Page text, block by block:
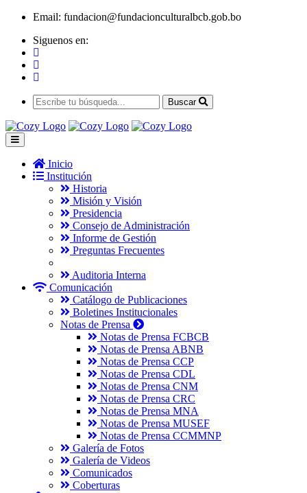
Email: fundacion@fundacionculturalbcb.gob.bo
Siguenos en:
Buscar
Inicio
Institución
Historia
Misión y Visión
Presidencia
Consejo de Administración
Informe de Gestión
Preguntas Frecuentes
Auditoria Interna
Comunicación
Catálogo de Publicaciones
Boletines Institucionales
Notas de Prensa
Notas de Prensa FCBCB
Notas de Prensa ABNB
Notas de Prensa CCP
Notas de Prensa CDL
Notas de Prensa CNM
Notas de Prensa CRC
Notas de Prensa MNA
Notas de Prensa MUSEF
Notas de Prensa CCMMNP
Galería de Fotos
Galería de Videos
Comunicados
Coberturas